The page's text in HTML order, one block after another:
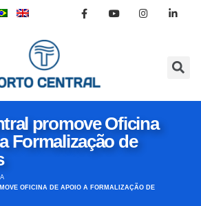
promove Oficina
Formalização de
OFICINA DE APOIO A FORMALIZAÇÃO DE